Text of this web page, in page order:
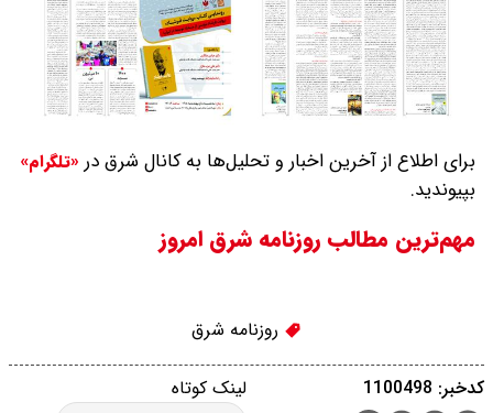
برای اطلاع از آخرین اخبار و تحلیل‌ها به کانال شرق در «تلگرام»
بپیوندید.
مهم‌ترین مطالب روزنامه شرق امروز
روزنامه شرق
لینک کوتاه کدخبر: 1100498